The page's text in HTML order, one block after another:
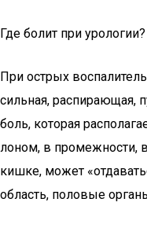
Где болит при урологии?
При острых
сильная, распирающая,
боль, которая
лоном, в промежности,
кишке, может
область, половые